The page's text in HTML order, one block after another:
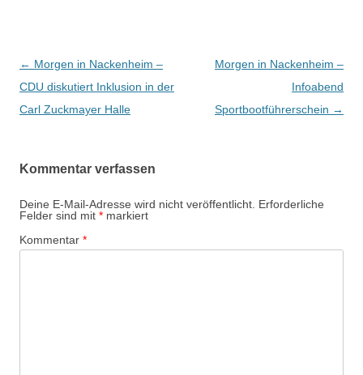
Beitrags-
Navigation
← Morgen in Nackenheim –
CDU diskutiert Inklusion in der
Carl Zuckmayer Halle
Morgen in Nackenheim –
Infoabend
Sportbootführerschein →
Kommentar verfassen
Deine E-Mail-Adresse wird nicht veröffentlicht. Erforderliche
Felder sind mit * markiert
Kommentar *